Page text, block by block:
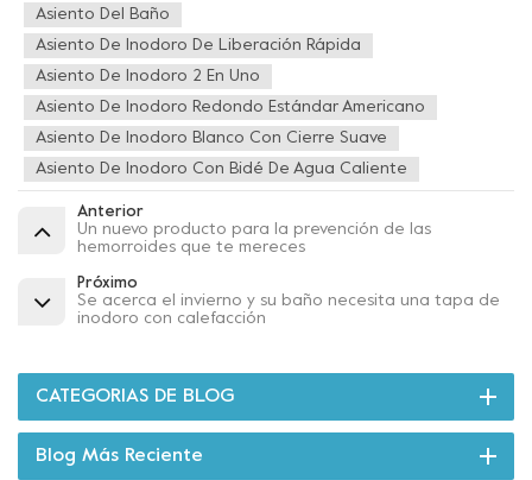
Asiento Del Baño
Asiento De Inodoro De Liberación Rápida
Asiento De Inodoro 2 En Uno
Asiento De Inodoro Redondo Estándar Americano
Asiento De Inodoro Blanco Con Cierre Suave
Asiento De Inodoro Con Bidé De Agua Caliente
Anterior
Un nuevo producto para la prevención de las
hemorroides que te mereces
Próximo
Se acerca el invierno y su baño necesita una tapa de
inodoro con calefacción
CATEGORIAS DE BLOG
Blog Más Reciente